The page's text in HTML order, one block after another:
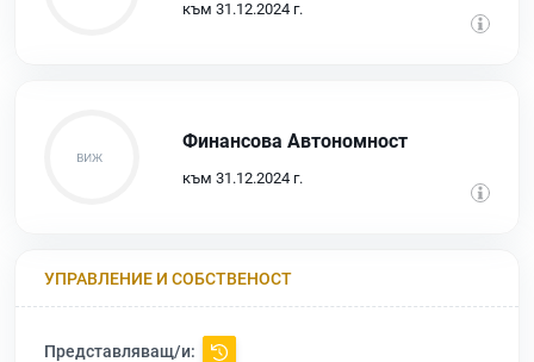
към 31.12.2024 г.
Финансова Автономност
към 31.12.2024 г.
УПРАВЛЕНИЕ И СОБСТВЕНОСТ
Представляващ/и: